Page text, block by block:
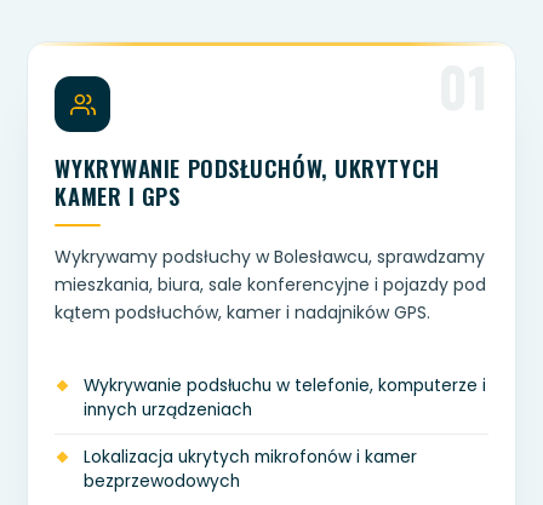
WYKRYWANIE PODSŁUCHÓW, UKRYTYCH
KAMER I GPS
Wykrywamy podsłuchy w Bolesławcu, sprawdzamy
mieszkania, biura, sale konferencyjne i pojazdy pod
kątem podsłuchów, kamer i nadajników GPS.
Wykrywanie podsłuchu w telefonie, komputerze i
innych urządzeniach
Lokalizacja ukrytych mikrofonów i kamer
bezprzewodowych